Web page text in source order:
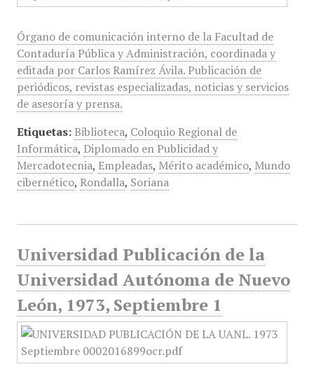
Órgano de comunicación interno de la Facultad de
Contaduría Pública y Administración, coordinada y
editada por Carlos Ramírez Ávila. Publicación de
periódicos, revistas especializadas, noticias y servicios
de asesoría y prensa.
Etiquetas: Biblioteca, Coloquio Regional de
Informática, Diplomado en Publicidad y
Mercadotecnia, Empleadas, Mérito académico, Mundo
cibernético, Rondalla, Soriana
Universidad Publicación de la
Universidad Autónoma de Nuevo
León, 1973, Septiembre 1